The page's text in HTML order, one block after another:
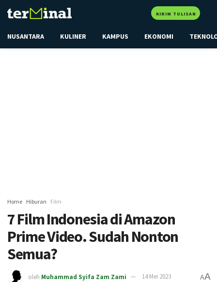
KIRIM TULISAN
NUSANTARA KULINER KAMPUS EKONOMI
Home Hiburan Film
7 Film Indonesia di Amazon
Prime Video. Sudah Nonton
Semua?
oleh Muhammad Syifa Zam Zami 14 Mei 2023 AA